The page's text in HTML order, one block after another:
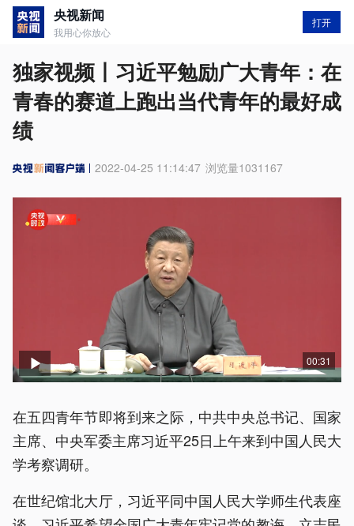
央视新闻
我用心你放心
打开
独家视频丨习近平勉励广大青年：在
青春的赛道上跑出当代青年的最好成
绩
2022-04-25 11:14:47 浏览量1031167
00:31
在五四青年节即将到来之际，中共中央总书记、国家
主席、中央军委主席习近平25日上午来到中国人民大
学考察调研。
在世纪馆北大厅，习近平同中国人民大学师生代表座